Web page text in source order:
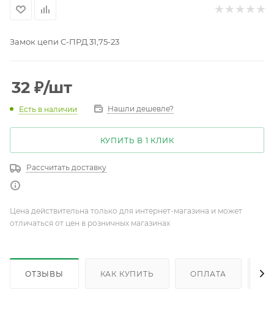
Замок цепи С-ПРД 31,75-23
32 ₽/шт
Есть в наличии Нашли дешевле?
КУПИТЬ В 1 КЛИК
Рассчитать доставку
Цена действительна только для интернет-магазина и может
отличаться от цен в розничных магазинах
ОТЗЫВЫ КАК КУПИТЬ ОПЛАТА